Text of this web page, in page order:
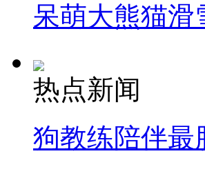
呆萌大熊猫滑
热点新闻
狗教练陪伴最